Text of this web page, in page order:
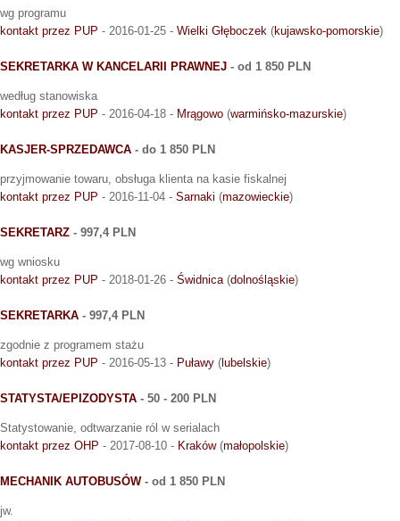
wg programu
kontakt przez PUP - 2016-01-25 - Wielki Głęboczek (kujawsko-pomorskie)
SEKRETARKA W KANCELARII PRAWNEJ - od 1 850 PLN
według stanowiska
kontakt przez PUP - 2016-04-18 - Mrągowo (warmińsko-mazurskie)
KASJER-SPRZEDAWCA - do 1 850 PLN
przyjmowanie towaru, obsługa klienta na kasie fiskalnej
kontakt przez PUP - 2016-11-04 - Sarnaki (mazowieckie)
SEKRETARZ - 997,4 PLN
wg wniosku
kontakt przez PUP - 2018-01-26 - Świdnica(dolnośląskie)
SEKRETARKA - 997,4 PLN
zgodnie z programem stażu
kontakt przez PUP - 2016-05-13 - Puławy ( lubelskie)
STATYSTA/EPIZODYSTA - 50 - 200 PLN
Statystowanie, odtwarzanie ról w serialach
kontakt przez OHP - 2017-08-10 - Kraków(małopolskie)
MECHANIK AUTOBUSÓW- od 1 850 PLN
jw.